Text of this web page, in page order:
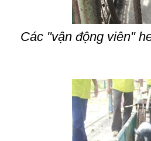
Các "vận động viên"